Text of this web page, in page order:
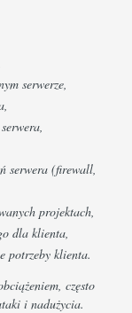
serwerze,
serwera (firewall,
projektach,
dla klienta,
potrzeby klienta.
często
i nadużycia.